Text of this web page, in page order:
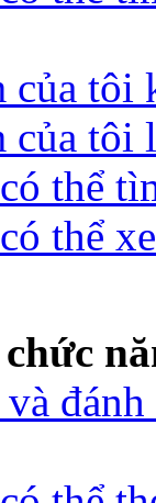
tôi
tôi
thể
thể